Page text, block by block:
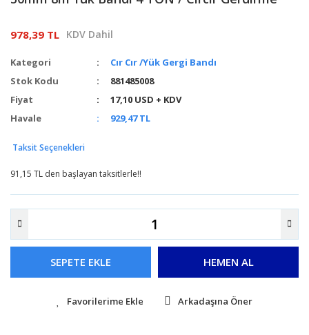
978,39 TL KDV Dahil
Kategori
Cır Cır /Yük Gergi Bandı
Stok Kodu
881485008
Fiyat
17,10 USD + KDV
Havale
929,47 TL
Taksit Seçenekleri
91,15 TL den başlayan taksitlerle!!
SEPETE EKLE HEMEN AL
Arkadaşına Öner